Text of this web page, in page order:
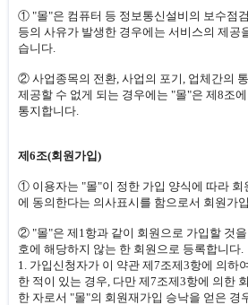
① "몰"은 컴퓨터 등 정보통신설비의 보수점
등의 사유가 발생한 경우에는 서비스의 제공
습니다.
② 사업종목의 전환, 사업의 포기, 업체간의
제공할 수 없게 되는 경우에는 "몰"은 제8조
통지합니다.
제6조(회원가입)
① 이용자는 "몰"이 정한 가입 양식에 따라 회
에 동의한다는 의사표시를 함으로서 회원가
② "몰"은 제1항과 같이 회원으로 가입할 것
호에 해당하지 않는 한 회원으로 등록합니다.
1. 가입신청자가 이 약관 제7조제3항에 의하
한 적이 있는 경우, 다만 제7조제3항에 의한
한 자로서 "몰"의 회원재가입 승낙을 얻은 경